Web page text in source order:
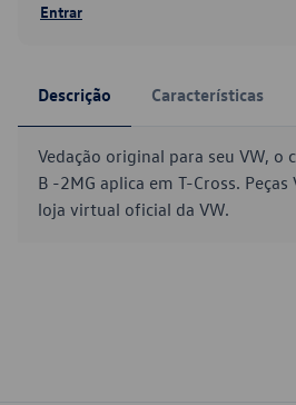
Entrar
Descrição Características
Vedação original para seu VW,
B -2MG aplica em T-Cross.
loja virtual oficial da VW.